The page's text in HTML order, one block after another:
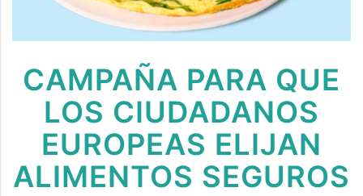
CAMPAÑA PARA QUE
LOS CIUDADANOS
EUROPEAS ELIJAN
ALIMENTOS SEGUROS